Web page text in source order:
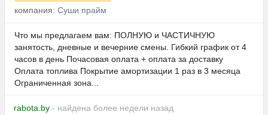
компания: Суши прайм
Что мы предлагаем вам: ПОЛНУЮ и ЧАСТИЧНУЮ
занятость, дневные и вечерние смены. Гибкий график от 4
часов в день Почасовая оплата + оплата за доставку
Оплата топлива Покрытие амортизации 1 раз в 3 месяца
Ограниченная зона...
rabota.by - найдена более недели назад